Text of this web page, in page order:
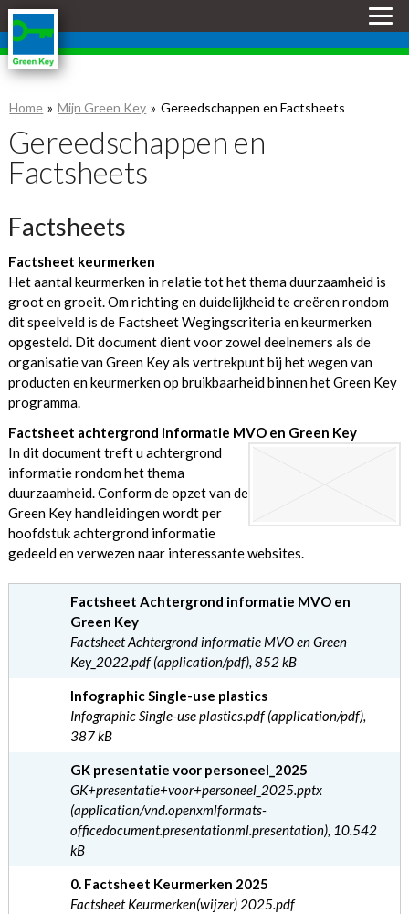
Skip
links
Jump
to
content
to
the
Home Mijn Green Key Gereedschappen en Factsheets
Gereedschappen en
Factsheets
Factsheets
Factsheet keurmerken
Het aantal keurmerken in relatie tot het thema duurzaamheid is
groot en groeit. Om richting en duidelijkheid te creëren rondom
dit speelveld is de Factsheet Wegingscriteria en keurmerken
opgesteld. Dit document dient voor zowel deelnemers als de
organisatie van Green Key als vertrekpunt bij het wegen van
producten en keurmerken op bruikbaarheid binnen het Green Key
programma.
Factsheet achtergrond informatie MVO en Green Key
In dit document treft u achtergrond
informatie rondom het thema
duurzaamheid. Conform de opzet van de
Green Key handleidingen wordt per
hoofdstuk achtergrond informatie
gedeeld en verwezen naar interessante websites.
Factsheet Achtergrond informatie MVO en
Green Key
Factsheet Achtergrond informatie MVO en Green
Key_2022.pdf (application/pdf), 852 kB
Infographic Single-use plastics
Infographic Single-use plastics.pdf (application/pdf),
387 kB
GK presentatie voor personeel_2025
GK+presentatie+voor+personeel_2025.pptx
(application/vnd.openxmlformats-
officedocument.presentationml.presentation), 10.542
kB
0. Factsheet Keurmerken 2025
Factsheet Keurmerken(wijzer) 2025.pdf